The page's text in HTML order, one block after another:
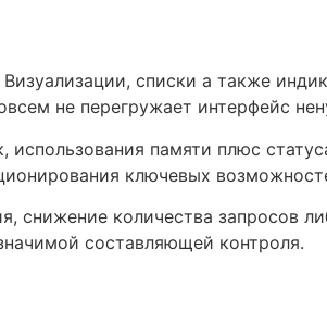
списки а также
не перегружает интерфейс
памяти плюс
ключевых
снижение количества запросов
составляющей контроля.